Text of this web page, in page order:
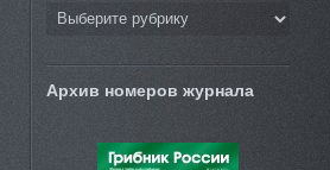
Архив номеров журнала